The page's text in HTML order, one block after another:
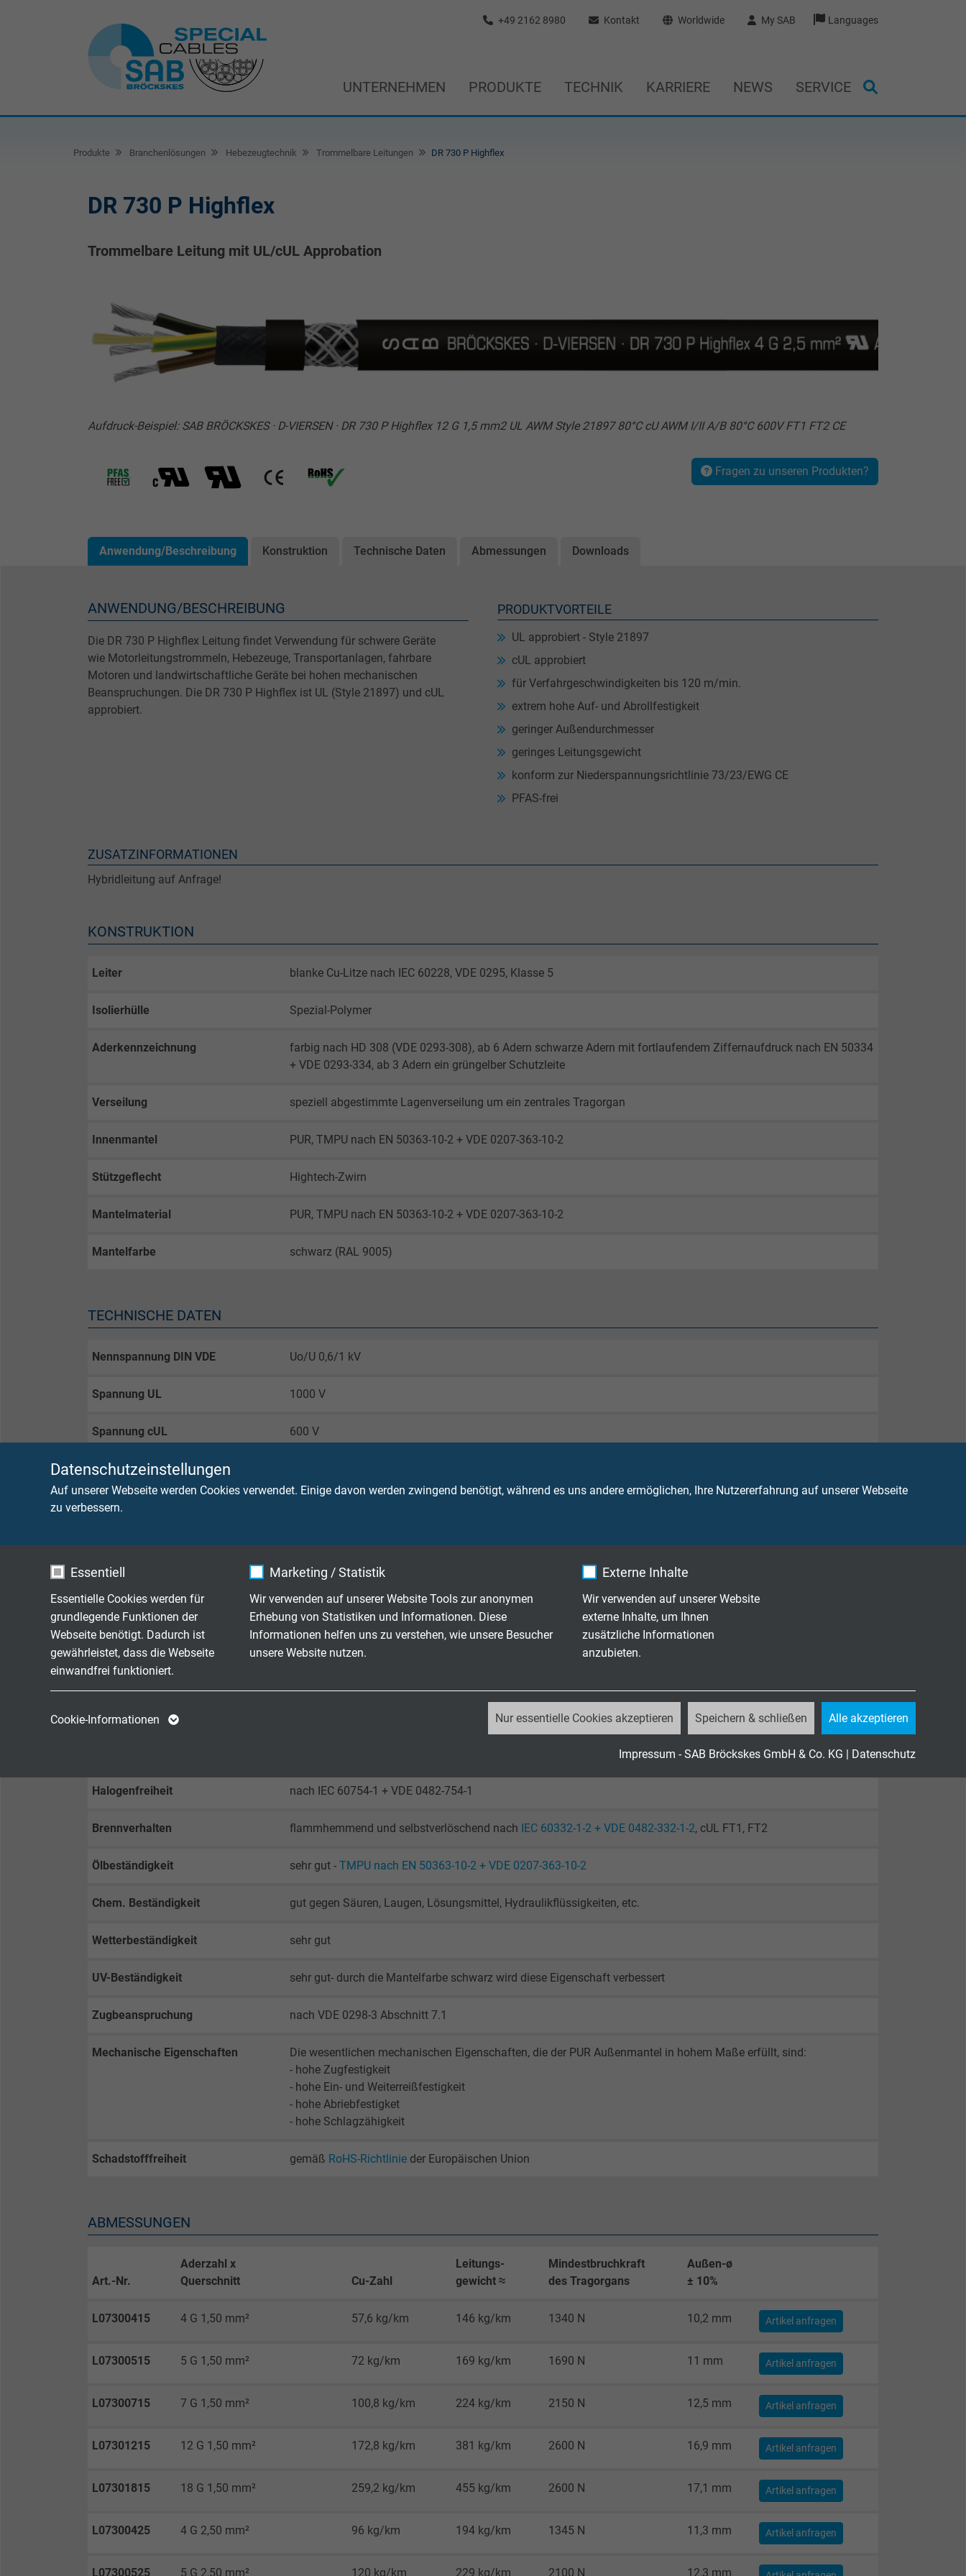
Datenschutzeinstellungen
Auf unserer Webseite werden Cookies verwendet. Einige davon werden zwingend benötigt, während es uns andere ermöglichen, Ihre Nutzererfahrung auf unserer Webseite
zu verbessern.
Essentiell
Essentielle Cookies werden für
grundlegende Funktionen der
Webseite benötigt. Dadurch ist
gewährleistet, dass die Webseite
einwandfrei funktioniert.
gewählten Tracking-
Marketing / Statistik
Wir verwenden auf unserer Website Tools zur anonymen
Erhebung von Statistiken und Informationen. Diese
Informationen helfen uns zu verstehen, wie unsere Besucher
unsere Website nutzen.
Zweck
Erzeugt statistische Daten darüber, wie der
Cookie von Google für Website-Analysen.
Besucher die Website nutzt.
_gid, Google Analytics
Anbieter Google LLC
Cookie von Google für Website-Analysen.
Google LLC
1 Minute
Erzeugt statistische Daten darüber, wie der
1 Jahr
Wird verwendet, um die Aktionen eines
Externe Inhalte
Wir verwenden auf unserer Website
externe Inhalte, um Ihnen
zusätzliche Informationen
anzubieten.
Cookie-Informationen Nur essentielle Cookies akzeptieren Speichern & schließen Alle akzeptieren
Impressum - SAB Bröckskes GmbH & Co. KG | Datenschutz
+49 2162 8980 Kontakt Worldwide My SAB Languages
UNTERNEHMEN PRODUKTE TECHNIK KARRIERE NEWS SERVICE
Produkte Branchenlösungen Hebezeugtechnik Trommelbare Leitungen DR 730 P Highflex
DR 730 P Highflex
Trommelbare Leitung mit UL/cUL Approbation
Aufdruck-Beispiel: SAB BRÖCKSKES · D-VIERSEN · DR 730 P Highflex 12 G 1,5 mm2 UL AWM Style 21897 80°C cU AWM I/II A/B 80°C 600V FT1 FT2 CE
Fragen zu unseren Produkten?
Anwendung/Beschreibung Konstruktion Technische Daten Abmessungen Downloads
ANWENDUNG/BESCHREIBUNG
Die DR 730 P Highflex Leitung findet Verwendung für schwere Geräte
wie Motorleitungstrommeln, Hebezeuge, Transportanlagen, fahrbare
Motoren und landwirtschaftliche Geräte bei hohen mechanischen
Beanspruchungen. Die DR 730 P Highflex ist UL (Style 21897) und cUL
approbiert.
PRODUKTVORTEILE
UL approbiert - Style 21897
cUL approbiert
für Verfahrgeschwindigkeiten bis 120 m/min.
extrem hohe Auf- und Abrollfestigkeit
geringer Außendurchmesser
geringes Leitungsgewicht
konform zur Niederspannungsrichtlinie 73/23/EWG CE
PFAS-frei
ZUSATZINFORMATIONEN
Hybridleitung auf Anfrage!
KONSTRUKTION
Leiter blanke Cu-Litze nach IEC 60228, VDE 0295, Klasse 5
Isolierhülle Spezial-Polymer
Aderkennzeichnung
farbig nach HD 308 (VDE 0293-308), ab 6 Adern schwarze Adern mit fortlaufendem Ziffernaufdruck nach EN 50334
+ VDE 0293-334, ab 3 Adern ein grüngelber Schutzleite
Verseilung speziell abgestimmte Lagenverseilung um ein zentrales Tragorgan
Innenmantel PUR, TMPU nach EN 50363-10-2 + VDE 0207-363-10-2
Stützgeflecht Hightech-Zwirn
Mantelmaterial PUR, TMPU nach EN 50363-10-2 + VDE 0207-363-10-2
Mantelfarbe schwarz (RAL 9005)
TECHNISCHE DATEN
Nennspannung DIN VDE Uo/U 0,6/1 kV
Spannung UL 1000 V
Spannung cUL 600 V
Prüfspannung
Strombelastbarkeit
Mindestbiegeradius bei Verlegung und Montage (fest verlegt):
≤ 12 mm 3 x d/ > 12 mm 4 x d
bei wiederholten Wickelvorgängen (bewegt): 6 x d
umgelenkt über Rollen (bewegt): 7,5 x d
Halogenfreiheit nach IEC 60754-1 + VDE 0482-754-1
Brennverhalten flammhemmend und selbstverlöschend nach IEC 60332-1-2 + VDE 0482-332-1-2, cUL FT1, FT2
Ölbeständigkeit sehr gut - TMPU nach EN 50363-10-2 + VDE 0207-363-10-2
Chem. Beständigkeit gut gegen Säuren, Laugen, Lösungsmittel, Hydraulikflüssigkeiten, etc.
Wetterbeständigkeit sehr gut
UV-Beständigkeit sehr gut- durch die Mantelfarbe schwarz wird diese Eigenschaft verbessert
Zugbeanspruchung nach VDE 0298-3 Abschnitt 7.1
Mechanische Eigenschaften
Die wesentlichen mechanischen Eigenschaften, die der PUR Außenmantel in hohem Maße erfüllt, sind:
- hohe Zugfestigkeit
- hohe Ein- und Weiterreißfestigkeit
- hohe Abriebfestigket
- hohe Schlagzähigkeit
Schadstofffreiheit gemäß RoHS-Richtlinie der Europäischen Union
ABMESSUNGEN
Art.-Nr.
Aderzahl x
Querschnitt
Cu-Zahl
Leitungs-
gewicht ≈
Mindestbruchkraft
des Tragorgans
Außen-ø
± 10%
L07300415 4 G 1,50 mm² 57,6 kg/km 146 kg/km 1340 N 10,2 mm Artikel anfragen
L07300515 5 G 1,50 mm² 72 kg/km 169 kg/km 1690 N 11 mm Artikel anfragen
L07300715 7 G 1,50 mm² 100,8 kg/km 224 kg/km 2150 N 12,5 mm Artikel anfragen
L07301215 12 G 1,50 mm² 172,8 kg/km 381 kg/km 2600 N 16,9 mm Artikel anfragen
L07301815 18 G 1,50 mm² 259,2 kg/km 455 kg/km 2600 N 17,1 mm Artikel anfragen
L07300425 4 G 2,50 mm² 96 kg/km 194 kg/km 1345 N 11,3 mm Artikel anfragen
L07300525 5 G 2,50 mm² 120 kg/km 229 kg/km 2100 N 12,3 mm